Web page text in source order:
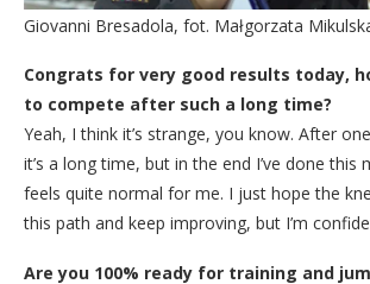
Giovanni Bresadola, fot. Małgorzata
Congrats for very good results today,
to compete after such a long time?
Yeah, I think it’s strange, you know. After
it’s a long time, but in the end I’ve done this
feels quite normal for me. I just hope the
this path and keep improving, but I’m
Are you 100% ready for training and